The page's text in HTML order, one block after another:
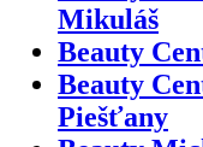
Mikuláš
Beauty
Beauty
Piešťany